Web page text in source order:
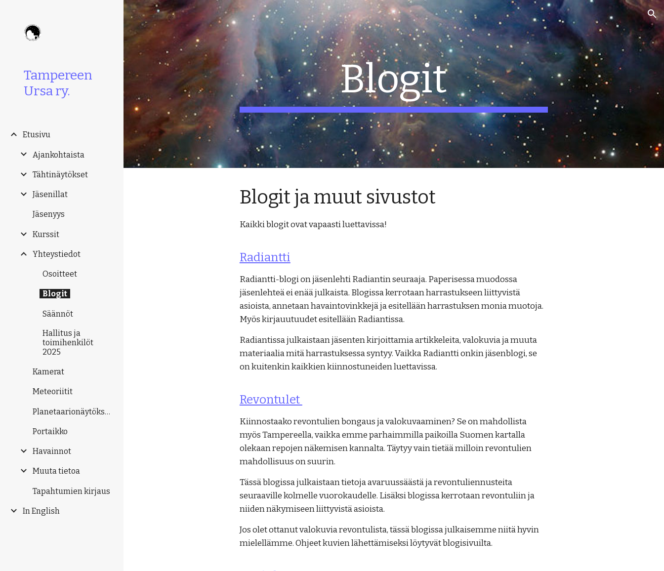
Skip to main content Skip to navigation
Tampereen
Ursa ry.
Etusivu
Ajankohtaista
Tähtinäytökset
Jäsenillat
Jäsenyys
Kurssit
Yhteystiedot
Osoitteet
Blogit
Säännöt
Hallitus ja
toimihenkilöt
2025
Kamerat
Meteoriitit
Planetaarionäytökset
Portaikko
Havainnot
Muuta tietoa
Tapahtumien kirjaus
In English
Blogit
Blogit ja muut sivustot
Kaikki blogit ovat vapaasti luettavissa!
Radiantti
Radiantti-blogi on jäsenlehti Radiantin seuraaja. Paperisessa muodossa
jäsenlehteä ei enää julkaista. Blogissa kerrotaan harrastukseen liittyvistä
asioista, annetaan havaintovinkkejä ja esitellään harrastuksen monia muotoja.
Myös kirjauutuudet esitellään Radiantissa.
Radiantissa julkaistaan jäsenten kirjoittamia artikkeleita, valokuvia ja muuta
materiaalia mitä harrastuksessa syntyy. Vaikka Radiantti onkin jäsenblogi, se
on kuitenkin kaikkien kiinnostuneiden luettavissa.
Revontulet
Kiinnostaako revontulien bongaus ja valokuvaaminen? Se on mahdollista
myös Tampereella, vaikka emme parhaimmilla paikoilla Suomen kartalla
olekaan repojen näkemisen kannalta. Täytyy vain tietää milloin revontulien
mahdollisuus on suurin.
Tässä blogissa julkaistaan tietoja avaruussäästä ja revontuliennusteita
seuraaville kolmelle vuorokaudelle. Lisäksi blogissa kerrotaan revontuliin ja
niiden näkymiseen liittyvistä asioista.
Jos olet ottanut valokuvia revontulista, tässä blogissa julkaisemme niitä hyvin
mielellämme. Ohjeet kuvien lähettämiseksi löytyvät blogisivuilta.